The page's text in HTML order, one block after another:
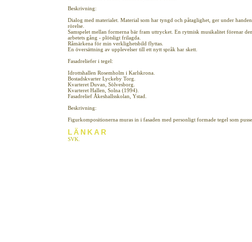
Beskrivning:
Dialog med materialet. Material som har tyngd och påtaglighet, ger under
rörelse.
Samspelet mellan formerna bär fram uttrycket. En rytmisk musikalitet förenar
arbetets gång - plötsligt frilagda.
Råmärkena för min verklighetsbild flyttas.
En översättning av upplevelser till ett nytt språk har skett.
Fasadreliefer i tegel:
Idrottshallen Rosemholm i Karlskrona.
Bostadskvarter Lyckeby Torg.
Kvarteret Duvan, Sölvesborg.
Kvarteret Hallen, Solna (1994).
Fasadrelief Åkeshallsskolan, Ystad.
Beskrivning:
Figurkompositionerna muras in i fasaden med personligt formade tegel som
LÄNKAR
SVK.